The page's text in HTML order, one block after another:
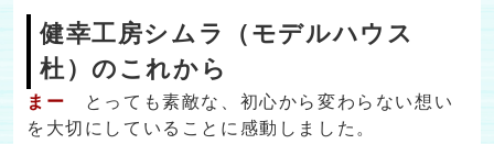
健幸工房シムラ（モデルハウス
杜）のこれから
まー とっても素敵な、初心から変わらない想い
を大切にしていることに感動しました。